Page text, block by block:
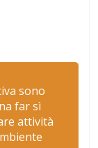
sono
far sì
attività